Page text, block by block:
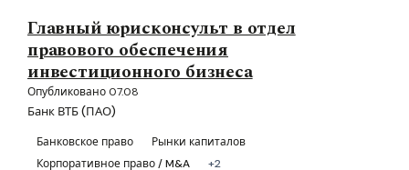
Главный юрисконсульт в отдел
правового обеспечения
инвестиционного бизнеса
Опубликовано 07.08
Банк ВТБ (ПАО)
Банковское право
Рынки капиталов
Корпоративное право / M&A
+2